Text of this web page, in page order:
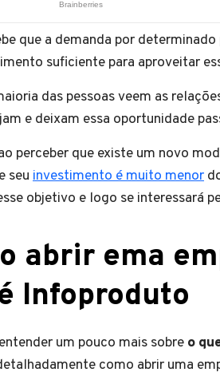
que a demanda por
suficiente para aproveitar
das pessoas veem as
e deixam essa oportunidade
perceber que existe um novo
seu investimento é muito menor
objetivo e logo se interessará
abrir ema
Infoproduto
um pouco mais sobre o
como abrir uma